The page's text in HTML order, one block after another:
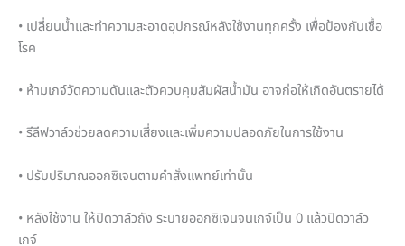
• เปลี่ยนน้ำและทำความสะอาดอุปกรณ์หลังใช้งานทุกครั้ง เพื่อป้องกันเชื้อ
โรค
• ห้ามเกจ์วัดความดันและตัวควบคุมสัมผัสน้ำมัน อาจก่อให้เกิดอันตรายได้
• รีลีฟวาล์วช่วยลดความเสี่ยงและเพิ่มความปลอดภัยในการใช้งาน
• ปรับปริมาณออกซิเจนตามคำสั่งแพทย์เท่านั้น
• หลังใช้งาน ให้ปิดวาล์วถัง ระบายออกซิเจนจนเกจ์เป็น 0 แล้วปิดวาล์ว
เกจ์